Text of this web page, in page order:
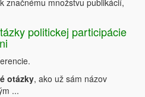
značnému množstvu publikácií,
politickej participácie
otázky, ako už sám názov
...